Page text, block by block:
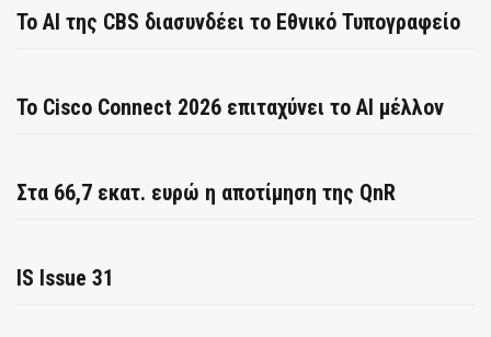
Το AI της CBS διασυνδέει το Εθνικό Τυπογραφείο
Το Cisco Connect 2026 επιταχύνει το AI μέλλον
Στα 66,7 εκατ. ευρώ η αποτίμηση της QnR
IS Issue 31